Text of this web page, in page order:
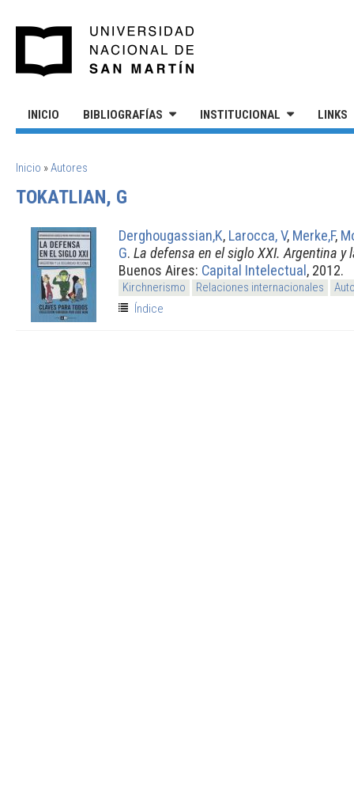
INICIO BIBLIOGRAFÍAS INSTITUCIONAL LINKS
SE ENCUENTRA USTED AQUÍ
Inicio »Autores
TOKATLIAN, G
Derghougassian,K, Larocca, V, Merke,F,
G. La defensa en el siglo XXI. Argentina y
Buenos Aires: Capital Intelectual, 2012.
Kirchnerismo Relaciones internacionales
Índice